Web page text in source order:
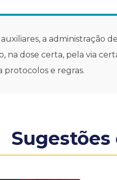
a administração
na dose certa, pela via
protocolos e regras.